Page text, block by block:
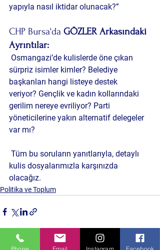
yapıyla nasıl iktidar olunacak?”
CHP Bursa'da GÖZLER Arkasındaki
Ayrıntılar:
Osmangazi’de kulislerde öne çıkan
sürpriz isimler kimler? Belediye
başkanları hangi listeye destek
veriyor? Gençlik ve kadın kollarındaki
gerilim nereye evriliyor? Parti
yöneticilerine yakın alternatif delegeler
var mı?
Tüm bu soruların yanıtlarıyla, detaylı
kulis dosyalarımızla karşınızda
olacağız.
Politika ve Toplum
Phone Email Instagram Facebook